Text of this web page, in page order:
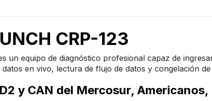
CRP-123
un equipo de diagnóstico profesional capaz de
en vivo, lectura de flujo de datos y congelación
y CAN del Mercosur,